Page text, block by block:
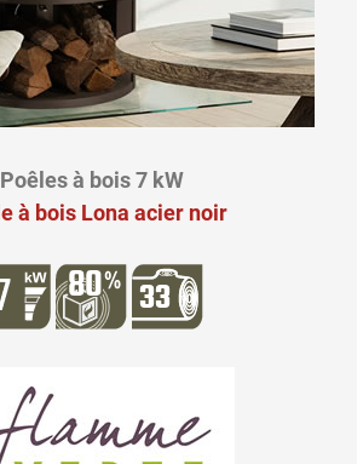
Poêles à bois 7 kW
à bois Lona acier noir